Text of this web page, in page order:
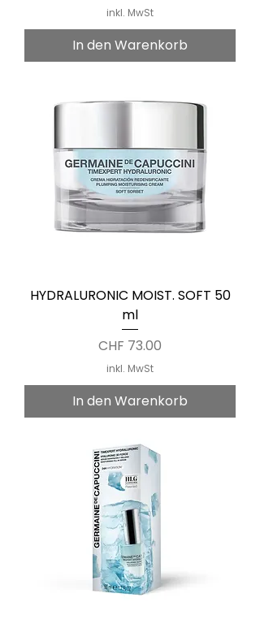
inkl. MwSt
In den Warenkorb
HYDRALURONIC MOIST. SOFT 50
ml
Preis
CHF 73.00
inkl. MwSt
In den Warenkorb